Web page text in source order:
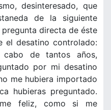
desinteresado, que
de la siguiente
directa de éste
el desatino controlado:
de tantos años,
por mi desatino
me hubiera importado
hubieras preguntado.
feliz, como si me